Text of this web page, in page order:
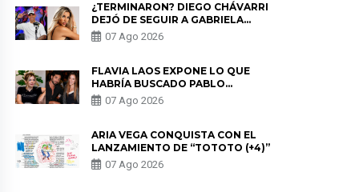
¿TERMINARON? DIEGO CHÁVARRI
DEJÓ DE SEGUIR A GABRIELA
HERRERA Y ANUNCIA SU SALIDA
DE PÓDCAST
07 Ago 2026
FLAVIA LAOS EXPONE LO QUE
HABRÍA BUSCADO PABLO
HEREDIA CON ALE FULLER: “UNA
DE LAS PARTES QUERÍA EL
07 Ago 2026
ARIA VEGA CONQUISTA CON EL
LANZAMIENTO DE “TOTOTO (+4)”
07 Ago 2026